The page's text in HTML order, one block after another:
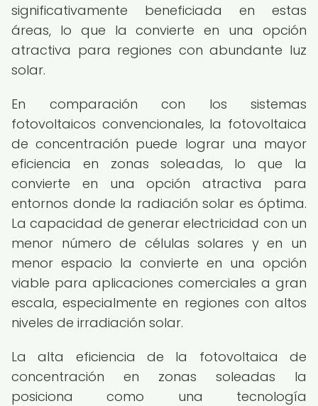
significativamente beneficiada en estas
áreas, lo que la convierte en una opción
atractiva para regiones con abundante luz
solar.
En comparación con los sistemas
fotovoltaicos convencionales, la fotovoltaica
de concentración puede lograr una mayor
eficiencia en zonas soleadas, lo que la
convierte en una opción atractiva para
entornos donde la radiación solar es óptima.
La capacidad de generar electricidad con un
menor número de células solares y en un
menor espacio la convierte en una opción
viable para aplicaciones comerciales a gran
escala, especialmente en regiones con altos
niveles de irradiación solar.
La alta eficiencia de la fotovoltaica de
concentración en zonas soleadas la
posiciona como una tecnología